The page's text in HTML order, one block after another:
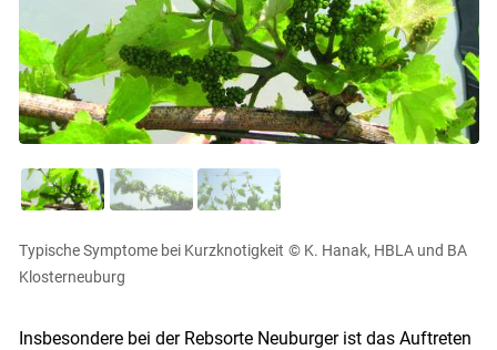
Typische Symptome bei Kurzknotigkeit © K. Hanak, HBLA und BA
Klosterneuburg
Insbesondere bei der Rebsorte Neuburger ist das Auftreten